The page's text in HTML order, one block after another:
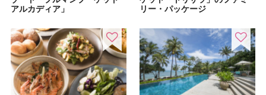
アルカディア」
リー・パッケージ